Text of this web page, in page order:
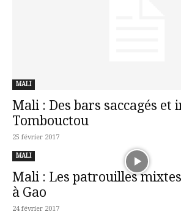
MALI
Mali : Des bars saccagés et
Tombouctou
25 février 2017
MALI
Mali : Les patrouilles
à Gao
24 février 2017